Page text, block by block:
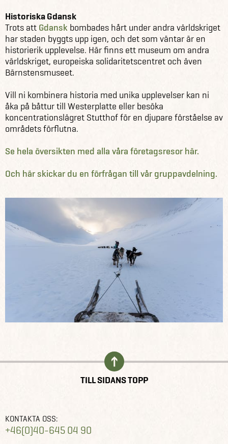
Historiska Gdansk
Trots att Gdansk bombades hårt under andra världskriget
har staden byggts upp igen, och det som väntar är en
historierik upplevelse. Här finns ett museum om andra
världskriget, europeiska solidaritetscentret och även
Bärnstensmuseet.
Vill ni kombinera historia med unika upplevelser kan ni
åka på båttur till Westerplatte eller besöka
koncentrationslägret Stutthof för en djupare förståelse av
områdets förflutna.
Se hela översikten med alla våra företagsresor här.
Och här skickar du en förfrågan till vår gruppavdelning.
TILL SIDANS TOPP
KONTAKTA OSS:
+46(0)40-645 04 90